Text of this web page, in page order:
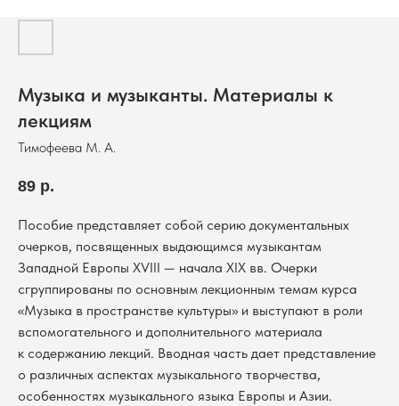
Музыка и музыканты. Материалы к
лекциям
Тимофеева М. А.
89 р.
Пособие представляет собой серию документальных
очерков, посвященных выдающимся музыкантам
Западной Европы XVIII — начала XIX вв. Очерки
сгруппированы по основным лекционным темам курса
«Музыка в пространстве культуры» и выступают в роли
вспомогательного и дополнительного материала
к содержанию лекций. Вводная часть дает представление
о различных аспектах музыкального творчества,
особенностях музыкального языка Европы и Азии.